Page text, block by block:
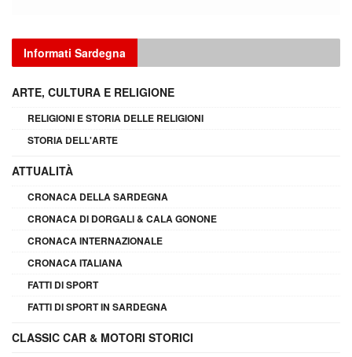
Informati Sardegna
ARTE, CULTURA E RELIGIONE
RELIGIONI E STORIA DELLE RELIGIONI
STORIA DELL'ARTE
ATTUALITÀ
CRONACA DELLA SARDEGNA
CRONACA DI DORGALI & CALA GONONE
CRONACA INTERNAZIONALE
CRONACA ITALIANA
FATTI DI SPORT
FATTI DI SPORT IN SARDEGNA
CLASSIC CAR & MOTORI STORICI